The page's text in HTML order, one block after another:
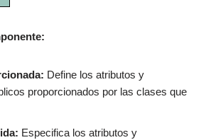
Define los atributos y
proporcionados por las clases que
Especifica los atributos y